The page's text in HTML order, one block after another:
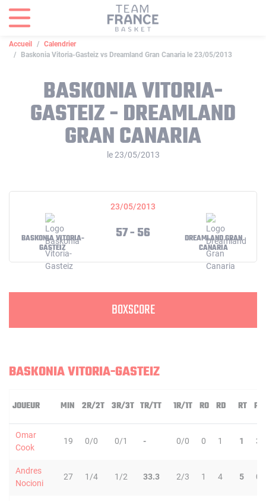
Accueil
Calendrier
Baskonia Vitoria-Gasteiz vs Dreamland Gran Canaria le 23/05/2013
BASKONIA VITORIA-
GASTEIZ - DREAMLAND
GRAN CANARIA
le 23/05/2013
23/05/2013
BASKONIA VITORIA-
GASTEIZ
57 - 56
DREAMLAND GRAN
CANARIA
BOXSCORE
BASKONIA VITORIA-GASTEIZ
JOUEUR MIN 2R/2T 3R/3T TR/TT 1R/1T RO RD RT PD
Omar
Cook
19 0/0 0/1 - 0/0 0 1 1 3
Andres
Nocioni
27 1/4 1/2 33.3 2/3 1 4 5 0
Panneau de gestion des cookies